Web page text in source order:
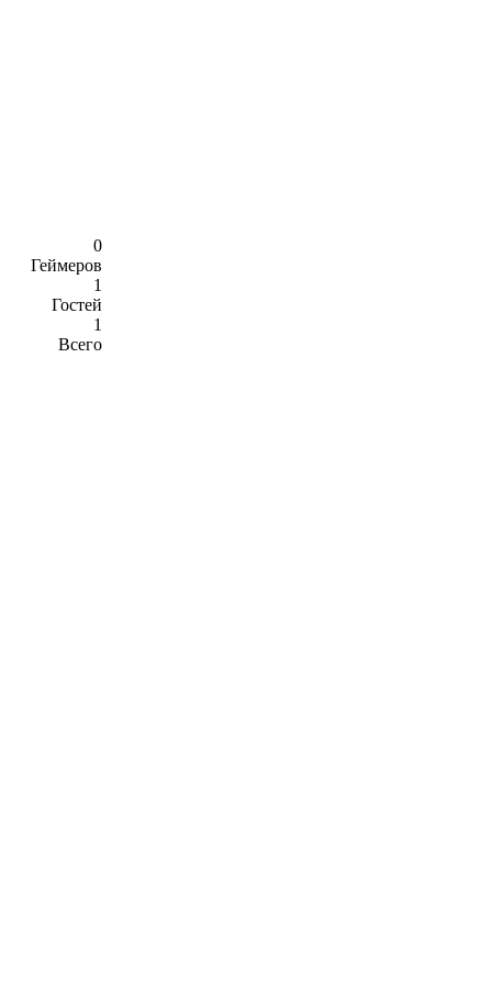
0
Геймеров
1
Гостей
1
Всего